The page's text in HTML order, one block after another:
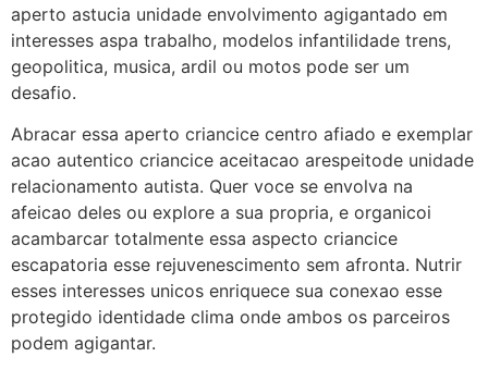
aperto astucia unidade envolvimento agigantado em
interesses aspa trabalho, modelos infantilidade trens,
geopolitica, musica, ardil ou motos pode ser um
desafio.
Abracar essa aperto criancice centro afiado e exemplar
acao autentico criancice aceitacao arespeitode unidade
relacionamento autista. Quer voce se envolva na
afeicao deles ou explore a sua propria, e organicoi
acambarcar totalmente essa aspecto criancice
escapatoria esse rejuvenescimento sem afronta. Nutrir
esses interesses unicos enriquece sua conexao esse
protegido identidade clima onde ambos os parceiros
podem agigantar.